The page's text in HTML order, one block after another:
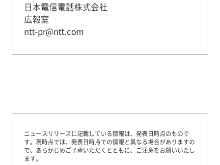
日本電信電話株式会社
広報室
ntt-pr@ntt.com
ニュースリリースに記載している情報は、発表日時点のもので
す。 現時点では、発表日時点での情報と異なる場合がありますの
で、あらかじめご了承いただくとともに、ご注意をお願いいたし
ます。